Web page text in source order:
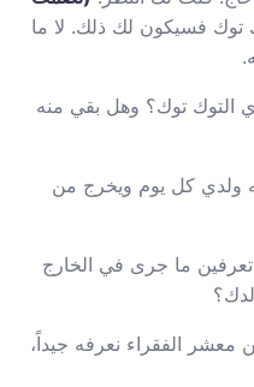
توك فسيكون لك ذلك. لا ما
التوك توك؟ وهل بقي منه
ولدي كل يوم ويخرج من
تعرفين ما جرى في الخارج
معشر الفقراء نعرفه جيداً،